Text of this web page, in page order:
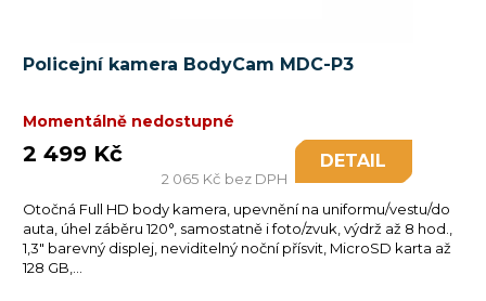
Policejní kamera BodyCam MDC-P3
Momentálně nedostupné
2 065 Kč bez DPH
2 499 Kč DETAIL
Otočná Full HD body kamera, upevnění na uniformu/vestu/do
auta, úhel záběru 120°, samostatně i foto/zvuk, výdrž až 8 hod.,
1,3" barevný displej, neviditelný noční přísvit, MicroSD karta až
128 GB,...